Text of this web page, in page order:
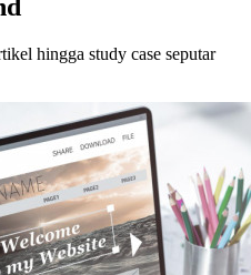
hingga study case seputar